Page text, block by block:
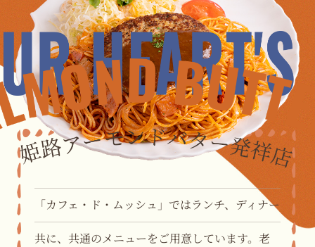
「カフェ・ド・ムッシュ」ではランチ、ディナー
共に、共通のメニューをご用意しています。老